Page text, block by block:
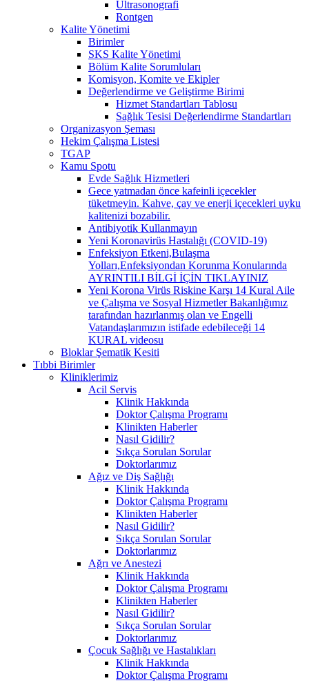
Ultrasonografi
Rontgen
Kalite Yönetimi
Birimler
SKS Kalite Yönetimi
Bölüm Kalite Sorumluları
Komisyon, Komite ve Ekipler
Değerlendirme ve Geliştirme Birimi
Hizmet Standartları Tablosu
Sağlık Tesisi Değerlendirme Standartları
Organizasyon Şeması
Hekim Çalışma Listesi
TGAP
Kamu Spotu
Evde Sağlık Hizmetleri
Gece yatmadan önce kafeinli içecekler
tüketmeyin. Kahve, çay ve enerji içecekleri uyku
kalitenizi bozabilir.
Antibiyotik Kullanmayın
Yeni Koronavirüs Hastalığı (COVID-19)
Enfeksiyon Etkeni,Bulaşma
Yolları,Enfeksiyondan Korunma Konularında
AYRINTILI BİLGİ İÇİN TIKLAYINIZ
Yeni Korona Virüs Riskine Karşı 14 Kural Aile
ve Çalışma ve Sosyal Hizmetler Bakanlığımız
tarafından hazırlanmış olan ve Engelli
Vatandaşlarımızın istifade edebileceği 14
KURAL videosu
Bloklar Şematik Kesiti
Tıbbi Birimler
Kliniklerimiz
Acil Servis
Klinik Hakkında
Doktor Çalışma Programı
Klinikten Haberler
Nasıl Gidilir?
Sıkça Sorulan Sorular
Doktorlarımız
Ağız ve Diş Sağlığı
Klinik Hakkında
Doktor Çalışma Programı
Klinikten Haberler
Nasıl Gidilir?
Sıkça Sorulan Sorular
Doktorlarımız
Ağrı ve Anestezi
Klinik Hakkında
Doktor Çalışma Programı
Klinikten Haberler
Nasıl Gidilir?
Sıkça Sorulan Sorular
Doktorlarımız
Çocuk Sağlığı ve Hastalıkları
Klinik Hakkında
Doktor Çalışma Programı